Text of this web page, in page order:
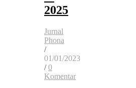
2025
Jurnal
Phona
/
01/01/2023
/ 0
Komentar